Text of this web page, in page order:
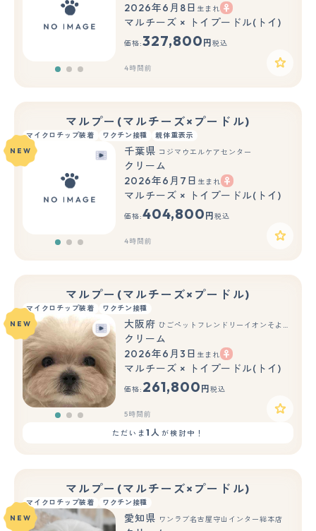
もっと見る
2026年6月8日 生まれ
マルチーズ × トイプードル(トイ)
価格:327,800 円 税込
4時間前
マルプー(マルチーズ×プードル)
マイクロチップ装着 ワクチン接種 親体重表示
もっと見る
NEW 千葉県 コジマウエルケアセンター
クリーム
2026年6月7日 生まれ
マルチーズ × トイプードル(トイ)
価格:404,800 円 税込
4時間前
マルプー(マルチーズ×プードル)
マイクロチップ装着 ワクチン接種
もっと見る
NEW 大阪府 ひごペットフレンドリーイオンそよら海老江店
クリーム
2026年6月3日 生まれ
マルチーズ × トイプードル(トイ)
価格: 261,800 円 税込
5時間前
ただいま1人 が検討中！
マルプー(マルチーズ×プードル)
マイクロチップ装着
ワクチン接種
NEW
愛知県 ワンラブ名古屋守山インター総本店